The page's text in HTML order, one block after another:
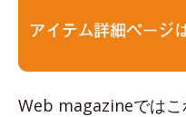
Web magazineではこ